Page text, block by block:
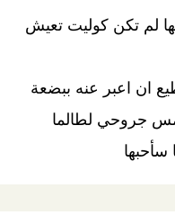
لم تكن كوليت تعيش
ان اعبر عنه ببضعة
جروحي لطالما
سأحبها